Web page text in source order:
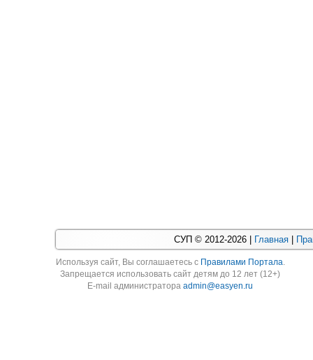
СУП © 2012-2026 | Главная
Используя cайт, Вы соглашаетесь с Правилами Портала.
Запрещается использовать сайт детям до 12 лет (12+)
E-mail администратораadmin@easyen.ru